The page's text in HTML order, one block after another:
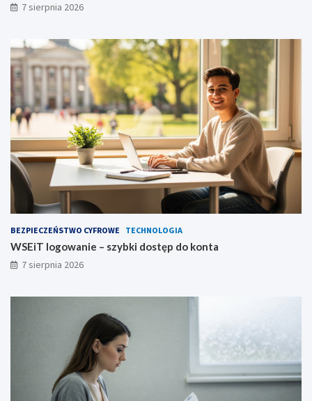
7 sierpnia 2026
BEZPIECZEŃSTWO CYFROWE TECHNOLOGIA
WSEiT logowanie – szybki dostęp do konta
7 sierpnia 2026